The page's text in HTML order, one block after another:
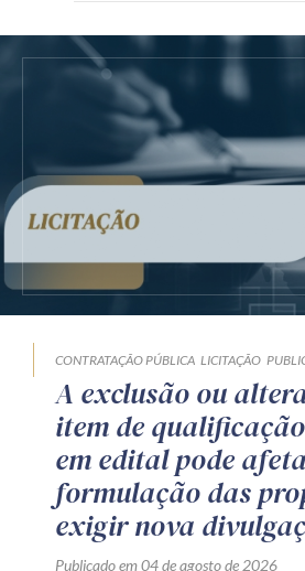
CONTRATAÇÃO PÚBLICA LICITAÇÃO
A exclusão ou
item de
em edital pode
formulação das
exigir nova
Publicado em 04 de agosto de 2026